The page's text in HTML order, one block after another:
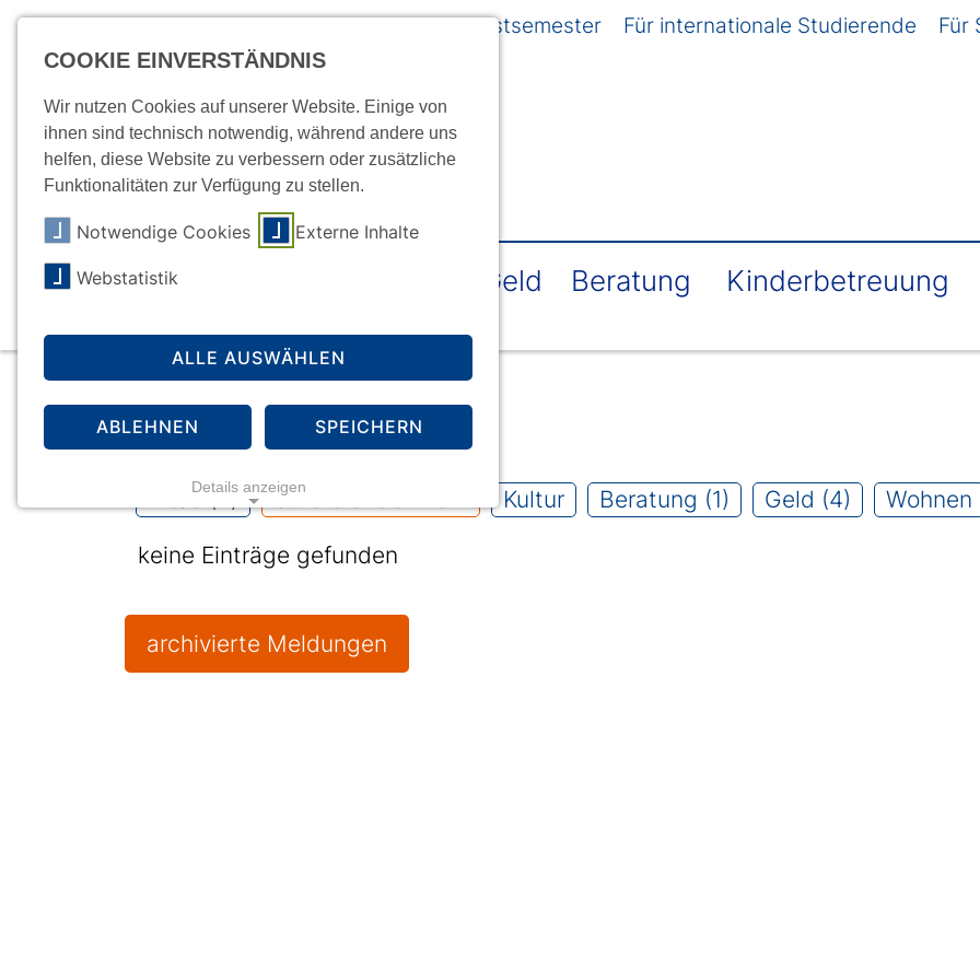
Für Erstsemester Für internationale Studierende Für
Geld Beratung Kinderbetreuung
Aktuell
Kitas (2) Studierendenwerk Kultur Beratung (1) Geld (4) Wohnen
keine Einträge gefunden
archivierte Meldungen
COOKIE EINVERSTÄNDNIS
Wir nutzen Cookies auf unserer Website. Einige von
ihnen sind technisch notwendig, während andere uns
helfen, diese Website zu verbessern oder zusätzliche
Funktionalitäten zur Verfügung zu stellen.
Notwendige Cookies Externe Inhalte
Webstatistik
ALLE AUSWÄHLEN
ABLEHNEN SPEICHERN
Details anzeigen